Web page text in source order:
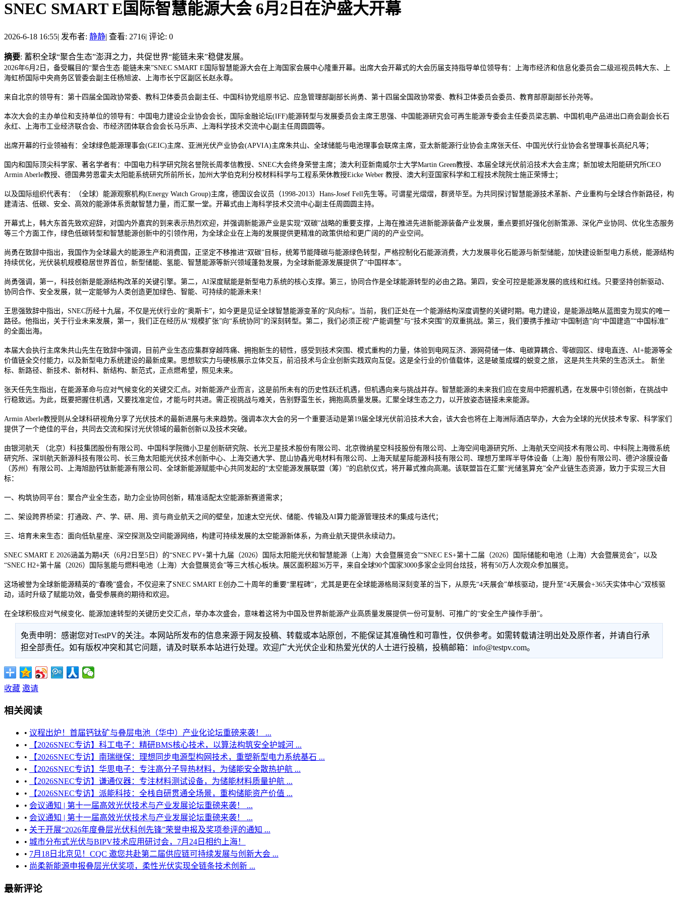
SNEC SMART E国际智慧能源大会 6月2日在沪盛大开幕
2026-6-18 16:55| 发布者: 静静| 查看: 2716| 评论: 0
摘要: 蓄积全球“聚合生态”澎湃之力，共促世界“能链未来”稳健发展。
2026年6月2日，备受瞩目的“聚合生态·能链未来”SNEC SMART E国际智慧能源大会在上海国家会展中心隆重开幕。出席大会开幕式的大会历届支持指导单位领导有：上海市经济和信息化委员会二级巡视员韩大东、上
海虹桥国际中央商务区管委会副主任杨旭波、上海市长宁区副区长赵永尊。
来自北京的领导有：第十四届全国政协常委、教科卫体委员会副主任、中国科协党组原书记、应急管理部副部长尚勇、第十四届全国政协常委、教科卫体委员会委员、教育部原副部长孙尧等。
本次大会的主办单位和支持单位的领导有：中国电力建设企业协会会长，国际金融论坛(IFF)能源转型与发展委员会主席王思强、中国能源研究会可再生能源专委会主任委员梁志鹏、中国机电产品进出口商会副会长石
永红、上海市工业经济联合会、市经济团体联合会会长马乐声、上海科学技术交流中心副主任周圆圆等。
出席开幕的行业领袖有：全球绿色能源理事会(GEIC)主席、亚洲光伏产业协会(APVIA)主席朱共山、全球储能与电池理事会联席主席，亚太新能源行业协会主席张天任、中国光伏行业协会名誉理事长高纪凡等；
国内和国际顶尖科学家、著名学者有：中国电力科学研究院名誉院长周孝信教授、SNEC大会终身荣誉主席；澳大利亚新南威尔士大学Martin Green教授、本届全球光伏前沿技术大会主席；新加坡太阳能研究所CEO
Armin Aberle教授、德国弗劳恩霍夫太阳能系统研究所前所长，加州大学伯克利分校材料科学与工程系荣休教授Eicke Weber 教授、澳大利亚国家科学和工程技术院院士施正荣博士；
以及国际组织代表有：（全球）能源观察机构(Energy Watch Group)主席，德国议会议员（1998-2013）Hans-Josef Fell先生等。可谓星光熠熠，群贤毕至。为共同探讨智慧能源技术革新、产业重构与全球合作新路径，构
建清洁、低碳、安全、高效的能源体系贡献智慧力量，而汇聚一堂。开幕式由上海科学技术交流中心副主任周圆圆主持。
开幕式上，韩大东首先致欢迎辞，对国内外嘉宾的到来表示热烈欢迎，并强调新能源产业是实现“双碳”战略的重要支撑，上海在推进先进新能源装备产业发展，重点要抓好强化创新策源、深化产业协同、优化生态服务
等三个方面工作，绿色低碳转型和智慧能源创新中的引领作用，为全球企业在上海的发展提供更精准的政策供给和更广阔的的产业空间。
尚勇在致辞中指出，我国作为全球最大的能源生产和消费国，正坚定不移推进“双碳”目标，统筹节能降碳与能源绿色转型，严格控制化石能源消费，大力发展非化石能源与新型储能，加快建设新型电力系统，能源结构
持续优化，光伏装机规模稳居世界首位，新型储能、氢能、智慧能源等新兴领域蓬勃发展，为全球新能源发展提供了“中国样本”。
尚勇强调，第一，科技创新是能源结构改革的关键引擎。第二，AI深度赋能是新型电力系统的核心支撑。第三，协同合作是全球能源转型的必由之路。第四，安全可控是能源发展的底线和红线。只要坚持创新驱动、
协同合作、安全发展，就一定能够为人类创造更加绿色、智能、可持续的能源未来！
王思强致辞中指出，SNEC历经十九届，不仅是光伏行业的“奥斯卡”，如今更是见证全球智慧能源变革的“风向标”。当前，我们正处在一个能源结构深度调整的关键时期。电力建设，是能源战略从蓝图变为现实的唯一
路径。他指出，关于行业未来发展，第一，我们正在经历从“规模扩张”向“系统协同”的深刻转型。第二，我们必须正视“产能调整”与“技术突围”的双重挑战。第三，我们要携手推动“中国制造”向“中国建造”“中国标准”
的全面出海。
本届大会执行主席朱共山先生在致辞中强调，目前产业生态应集群穿越阵痛、拥抱新生的韧性，感受到技术突围、模式重构的力量，体验到电网互济、源网荷储一体、电碳算耦合、零碳园区、绿电直连、AI+能源等全
价值链全交付能力，以及新型电力系统建设的最新成果。思想软实力与硬核展示立体交互，前沿技术与企业创新实践双向互促。这是全行业的价值载体，这是破茧成蝶的蜕变之旅， 这是共生共荣的生态沃土。 新坐
标、新路径、新技术、新材料、新结构、新范式，正点燃希望，照见未来。
张天任先生指出，在能源革命与应对气候变化的关键交汇点。对新能源产业而言，这是前所未有的历史性跃迁机遇，但机遇向来与挑战并存。智慧能源的未来我们应在变局中把握机遇，在发展中引领创新，在挑战中
行稳致远。为此，既要把握住机遇，又要找准定位，才能与时共进。需正视挑战与难关，告别野蛮生长，拥抱高质量发展。汇聚全球生态之力，以开放姿态链接未来能源。
Armin Aberle教授则从全球科研视角分享了光伏技术的最新进展与未来趋势。强调本次大会的另一个重要活动是第19届全球光伏前沿技术大会，该大会也将在上海洲际酒店举办，大会为全球的光伏技术专家、科学家们
提供了一个绝佳的平台，共同去交流和探讨光伏领域的最新创新以及技术突破。
由银河航天 （北京）科技集团股份有限公司、中国科学院微小卫星创新研究院、长光卫星技术股份有限公司、北京微纳星空科技股份有限公司、上海空间电源研究所、上海航天空间技术有限公司、中科院上海微系统
研究所、深圳航天新源科技有限公司、长三角太阳能光伏技术创新中心、上海交通大学、昆山协鑫光电材料有限公司、上海天赋星际能源科技有限公司、理想万里晖半导体设备（上海）股份有限公司、德沪涂膜设备
（苏州）有限公司、上海旭励钙钛新能源有限公司、全球新能源赋能中心共同发起的“太空能源发展联盟（筹）”的启航仪式，将开幕式推向高潮。该联盟旨在汇聚“光储氢算充”全产业链生态资源，致力于实现三大目
标：
一、构筑协同平台：聚合产业全生态，助力企业协同创新，精准适配太空能源新赛道需求；
二、架设跨界桥梁：打通政、产、学、研、用、资与商业航天之间的壁垒，加速太空光伏、储能、传输及AI算力能源管理技术的集成与迭代；
三、培育未来生态：面向低轨星座、深空探测及空间能源网络，构建可持续发展的太空能源新体系，为商业航天提供永续动力。
SNEC SMART E 2026涵盖为期4天（6月2日至5日）的“SNEC PV+第十九届（2026）国际太阳能光伏和智慧能源（上海）大会暨展览会”“SNEC ES+第十二届（2026）国际储能和电池（上海）大会暨展览会”，以及
“SNEC H2+第十届（2026）国际氢能与燃料电池（上海）大会暨展览会”等三大核心板块。展区面积超36万平，来自全球90个国家3000多家企业同台炫技，将有50万人次观众参加展览。
这场被誉为全球新能源精英的“春晚”盛会，不仅迎来了SNEC SMART E创办二十周年的重要“里程碑”，尤其是更在全球能源格局深刻变革的当下，从原先“4天展会”单核驱动，提升至“4天展会+365天实体中心”双核驱
动，适时升级了赋能功效，备受参展商的期待和欢迎。
在全球积极应对气候变化、能源加速转型的关键历史交汇点，举办本次盛会，意味着这将为中国及世界新能源产业高质量发展提供一份可复制、可推广的“安全生产操作手册”。
免责申明：感谢您对TestPV的关注。本网站所发布的信息来源于网友投稿、转载或本站原创，不能保证其准确性和可靠性，仅供参考。如需转载请注明出处及原作者，并请自行承
担全部责任。如有版权冲突和其它问题，请及时联系本站进行处理。欢迎广大光伏企业和热爱光伏的人士进行投稿，投稿邮箱：info@testpv.com。
收藏 邀请
相关阅读
• 议程出炉！首届钙钛矿与叠层电池（华中）产业化论坛重磅来袭！ ...
•
【2026SNEC专访】科工电子：精研BMS核心技术，以算法构筑安全护城河 ...
•
【2026SNEC专访】南瑞继保：理想同步电源型构网技术，重塑新型电力系统基石 ...
•
【2026SNEC专访】华思电子：专注高分子导热材料，为储能安全散热护航 ...
•
【2026SNEC专访】谦通仪器：专注材料测试设备，为储能材料质量护航 ...
•
【2026SNEC专访】派能科技：全栈自研贯通全场景，重构储能资产价值 ...
• 会议通知 | 第十一届高效光伏技术与产业发展论坛重磅来袭！ ...
• 会议通知 | 第十一届高效光伏技术与产业发展论坛重磅来袭！ ...
• 关于开展“2026年度叠层光伏科创先锋”荣誉申报及奖项参评的通知 ...
• 城市分布式光伏与BIPV技术应用研讨会，7月24日相约上海！
• 7月18日北京见！CQC 邀您共赴第二届供应链可持续发展与创新大会 ...
• 尚柔新能源申报叠层光伏奖项，柔性光伏实现全链条技术创新 ...
最新评论